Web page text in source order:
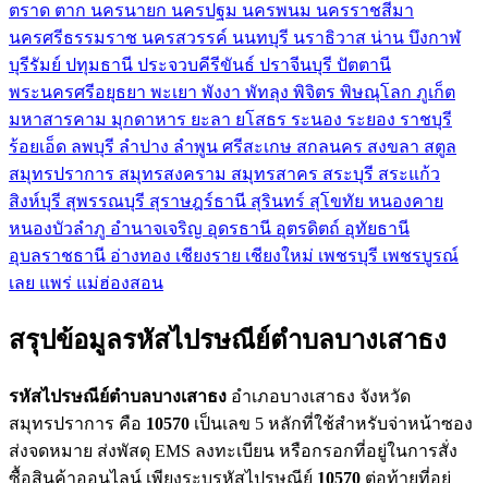
ตราด ตาก นครนายก นครปฐม นครพนม นครราชสีมา
นครศรีธรรมราช นครสวรรค์ นนทบุรี นราธิวาส น่าน บึงกาฬ
บุรีรัมย์ ปทุมธานี ประจวบคีรีขันธ์ ปราจีนบุรี ปัตตานี
พระนครศรีอยุธยา พะเยา พังงา พัทลุง พิจิตร พิษณุโลก ภูเก็ต
มหาสารคาม มุกดาหาร ยะลา ยโสธร ระนอง ระยอง ราชบุรี
ร้อยเอ็ด ลพบุรี ลำปาง ลำพูน ศรีสะเกษ สกลนคร สงขลา สตูล
สมุทรปราการ สมุทรสงคราม สมุทรสาคร สระบุรี สระแก้ว
สิงห์บุรี สุพรรณบุรี สุราษฎร์ธานี สุรินทร์ สุโขทัย หนองคาย
หนองบัวลำภู อำนาจเจริญ อุดรธานี อุตรดิตถ์ อุทัยธานี
อุบลราชธานี อ่างทอง เชียงราย เชียงใหม่ เพชรบุรี เพชรบูรณ์
เลย แพร่ แม่ฮ่องสอน
สรุปข้อมูลรหัสไปรษณีย์ตำบลบางเสาธง
รหัสไปรษณีย์ตำบลบางเสาธง อำเภอบางเสาธง จังหวัด
สมุทรปราการ คือ 10570 เป็นเลข 5 หลักที่ใช้สำหรับจ่าหน้าซอง
ส่งจดหมาย ส่งพัสดุ EMS ลงทะเบียน หรือกรอกที่อยู่ในการสั่ง
ซื้อสินค้าออนไลน์ เพียงระบุรหัสไปรษณีย์ 10570 ต่อท้ายที่อยู่